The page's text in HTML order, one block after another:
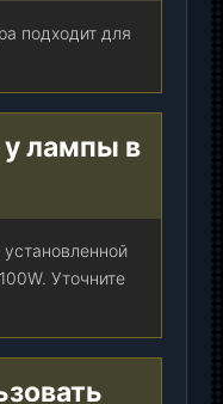
подходит для
лампы в
Уточните